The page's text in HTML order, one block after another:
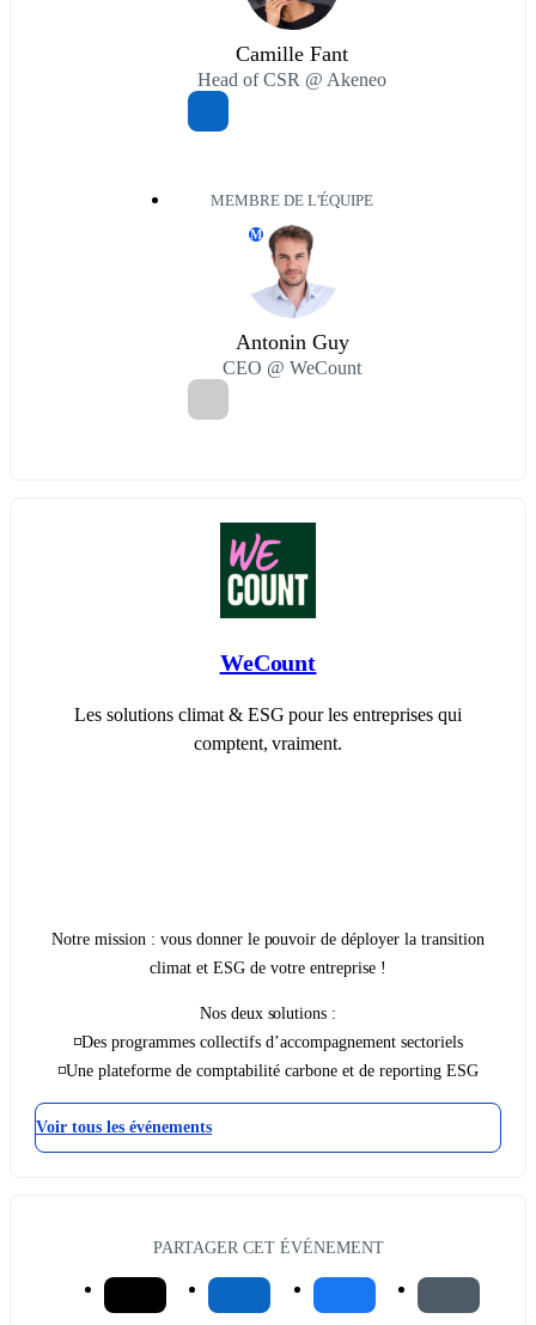
Camille Fant
Head of CSR @ Akeneo
MEMBRE DE L'ÉQUIPE
M
Antonin Guy
CEO @ WeCount
WeCount
Les solutions climat & ESG pour les entreprises qui
comptent, vraiment.
Notre mission : vous donner le pouvoir de déployer la transition
climat et ESG de votre entreprise !
Nos deux solutions :
◽Des programmes collectifs d’accompagnement sectoriels
◽Une plateforme de comptabilité carbone et de reporting ESG
Voir tous les événements
PARTAGER CET ÉVÉNEMENT